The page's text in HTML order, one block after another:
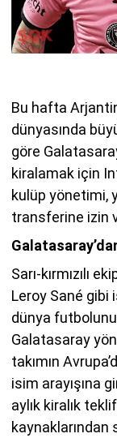
Bu hafta
dünyasında
göre
kiralamak için
kulüp yönetimi,
transferine izin
Sarı-kırmızılı
Leroy Sané gibi
dünya
Galatasaray
takımın
isim arayışına
aylık kiralık
kaynaklarından